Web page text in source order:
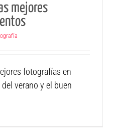
mejores
fotografías en
verano y el buen